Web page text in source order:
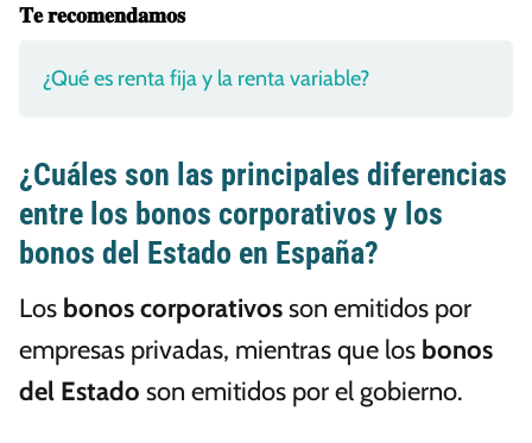
𝐓𝐞 𝐫𝐞𝐜𝐨𝐦𝐞𝐧𝐝𝐚𝐦𝐨𝐬
¿Qué es renta fija y la renta variable?
¿Cuáles son las principales diferencias
entre los bonos corporativos y los
bonos del Estado en España?
Los bonos corporativosson emitidos por
empresas privadas, mientras que los bonos
del Estado son emitidos por el gobierno.